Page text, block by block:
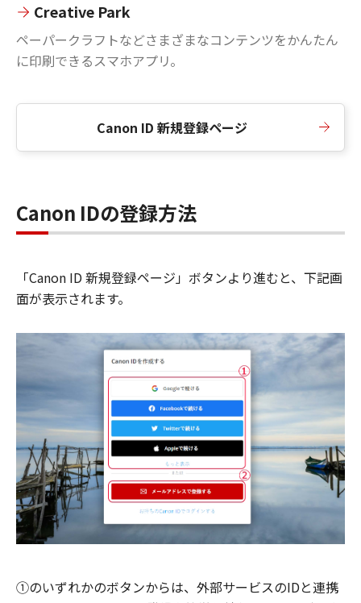
Creative Park
ペーパークラフトなどさまざまなコンテンツをかんたん
に印刷できるスマホアプリ。
Canon ID 新規登録ページ
Canon IDの登録方法
「Canon ID 新規登録ページ」ボタンより進むと、下記画
面が表示されます。
①のいずれかのボタンからは、外部サービスのIDと連携